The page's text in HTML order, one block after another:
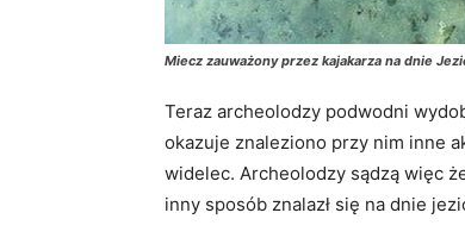
Miecz zauważony przez kajakarza na dnie
Teraz archeolodzy podwodni
okazuje znaleziono przy nim inne
widelec. Archeolodzy sądzą więc
inny sposób znalazł się na dnie